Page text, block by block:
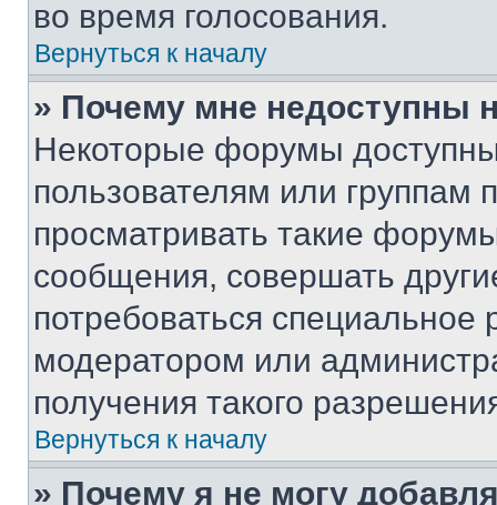
во время голосования.
Вернуться к началу
» Почему мне недоступны
Некоторые форумы
пользователям или группам
просматривать такие
сообщения, совершать
потребоваться
модератором или
получения такого
Вернуться к началу
» Почему я не могу